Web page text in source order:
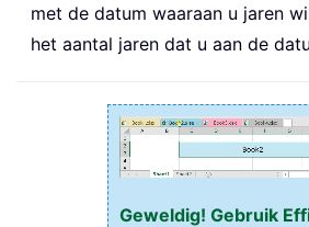
met de datum waaraan u jaren
het aantal jaren dat u aan de
Geweldig! Gebruik